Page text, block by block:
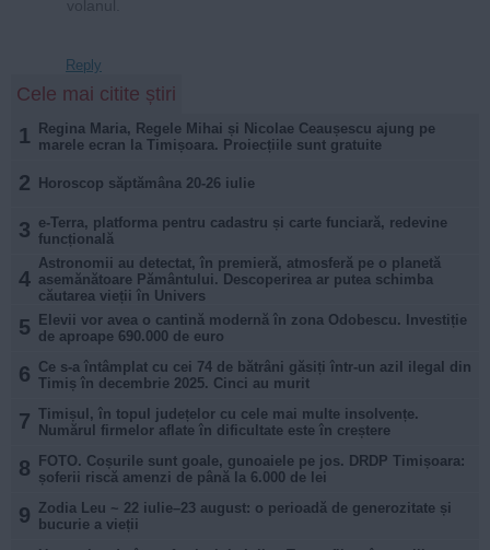
Reply
Cele mai citite știri
1
Regina Maria, Regele Mihai și Nicolae Ceaușescu ajung pe
marele ecran la Timișoara. Proiecțiile sunt gratuite
2 Horoscop săptămâna 20-26 iulie
3 e-Terra, platforma pentru cadastru și carte funciară, redevine
funcțională
4
Astronomii au detectat, în premieră, atmosferă pe o planetă
asemănătoare Pământului. Descoperirea ar putea schimba
căutarea vieții în Univers
5
Elevii vor avea o cantină modernă în zona Odobescu. Investiție
de aproape 690.000 de euro
6 Ce s-a întâmplat cu cei 74 de bătrâni găsiți într-un azil ilegal din
Timiș în decembrie 2025. Cinci au murit
7 Timișul, în topul județelor cu cele mai multe insolvențe.
Numărul firmelor aflate în dificultate este în creștere
8
FOTO. Coșurile sunt goale, gunoaiele pe jos. DRDP Timișoara:
șoferii riscă amenzi de până la 6.000 de lei
9 Zodia Leu ~ 22 iulie–23 august: o perioadă de generozitate și
bucurie a vieții